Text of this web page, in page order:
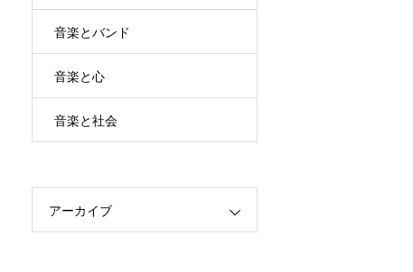
音楽とバンド
音楽と心
音楽と社会
アーカイブ